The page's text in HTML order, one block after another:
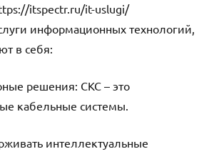
itspectr.ru/it-uslugi/
информационных технологий,
в себя:
решения: СКС – это
кабельные системы.
интеллектуальные